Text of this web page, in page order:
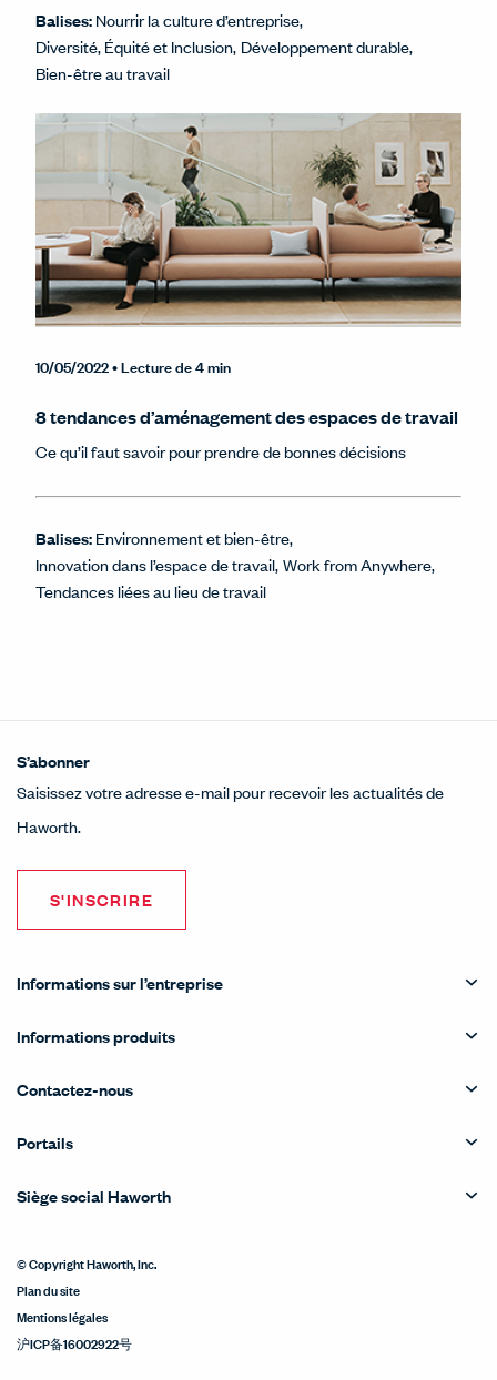
Balises:Nourrir la culture d’entreprise
Diversité, Équité et Inclusion Développement durable
Bien-être au travail
10/05/2022• Lecture de 4 min
8 tendances d’aménagement des espaces de travail
Ce qu’il faut savoir pour prendre de bonnes décisions
Balises:Environnement et bien-être
Innovation dans l’espace de travail Work from Anywhere
Tendances liées au lieu de travail
S’abonner
Saisissez votre adresse e-mail pour recevoir les actualités de
Haworth.
S'INSCRIRE
Informations sur l’entreprise
Informations produits
Contactez-nous
Portails
Siège social Haworth
© Copyright Haworth, Inc.
Plan du site
Mentions légales
沪ICP备16002922号